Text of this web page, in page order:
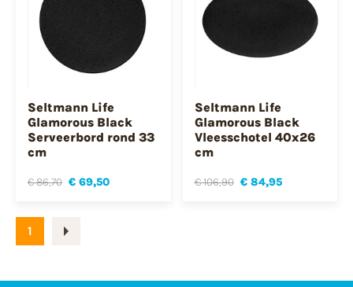
Seltmann Life
Glamorous Black
Serveerbord rond 33
cm
€ 86,70 € 69,50
Seltmann Life
Glamorous Black
Vleesschotel 40x26
cm
€ 106,90 € 84,95
1